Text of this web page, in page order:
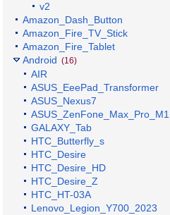
v2
Amazon_Dash_Button
Amazon_Fire_TV_Stick
Amazon_Fire_Tablet
Android (16)
AIR
ASUS_EeePad_Transformer
ASUS_Nexus7
ASUS_ZenFone_Max_Pro_M1
GALAXY_Tab
HTC_Butterfly_s
HTC_Desire
HTC_Desire_HD
HTC_Desire_Z
HTC_HT-03A
Lenovo_Legion_Y700_2023